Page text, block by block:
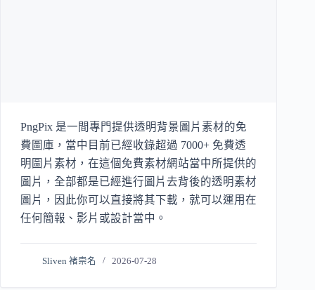
PngPix 是一間專門提供透明背景圖片素材的免
費圖庫，當中目前已經收錄超過 7000+ 免費透
明圖片素材，在這個免費素材網站當中所提供的
圖片，全部都是已經進行圖片去背後的透明素材
圖片，因此你可以直接將其下載，就可以運用在
任何簡報、影片或設計當中。
Sliven 褚崇名 2026-07-28